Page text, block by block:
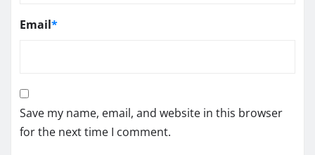
Email*
Save my name, email, and website in this browser
for the next time I comment.